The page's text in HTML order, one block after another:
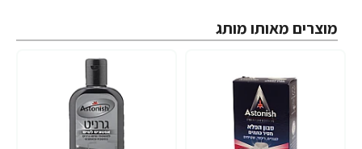
מוצרים מאותו מותג